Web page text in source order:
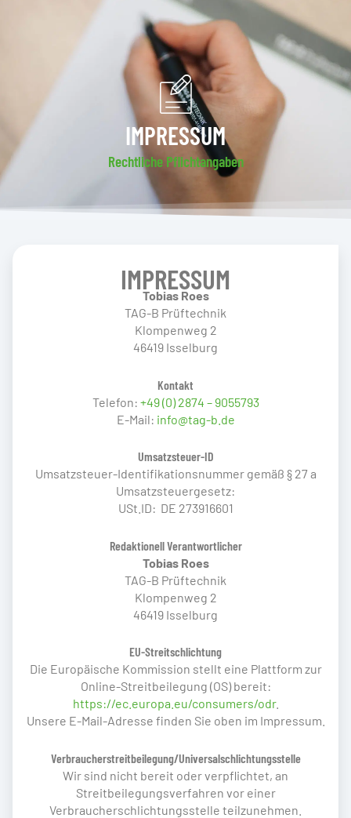
IMPRESSUM
Rechtliche Pflichtangaben
IMPRESSUM
Tobias Roes
TAG-B Prüftechnik
Klompenweg 2
46419 Isselburg
Kontakt
Telefon: +49 (0) 2874 – 9055793
E-Mail: info@tag-b.de
Umsatzsteuer-ID
Umsatzsteuer-Identifikationsnummer gemäß § 27 a
Umsatzsteuergesetz:
USt.ID: DE 273916601
Redaktionell Verantwortlicher
Tobias Roes
TAG-B Prüftechnik
Klompenweg 2
46419 Isselburg
EU-Streitschlichtung
Die Europäische Kommission stellt eine Plattform zur
Online-Streitbeilegung (OS) bereit:
https://ec.europa.eu/consumers/odr.
Unsere E-Mail-Adresse finden Sie oben im Impressum.
Verbraucher­streit­beilegung/Universal­schlichtungs­stelle
Wir sind nicht bereit oder verpflichtet, an
Streitbeilegungsverfahren vor einer
Verbraucherschlichtungsstelle teilzunehmen.